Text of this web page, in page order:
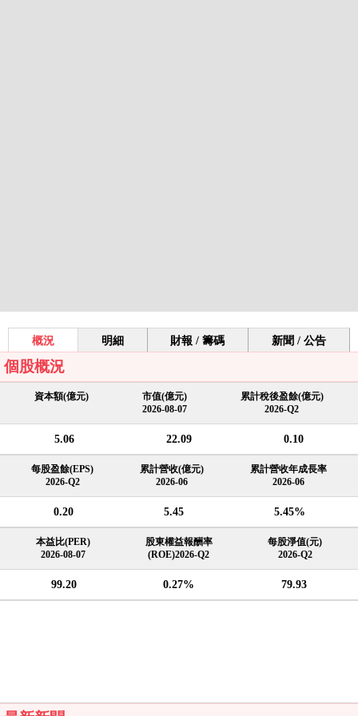
概況 明細 財報 / 籌碼 新聞 / 公告
個股概況
資本額(億元)
市值(億元)
2026-08-07
累計稅後盈餘(億元)
2026-Q2
5.06 22.09 0.10
每股盈餘(EPS)
2026-Q2
累計營收(億元)
2026-06
累計營收年成長率
2026-06
0.20 5.45 5.45%
本益比(PER)
2026-08-07
股東權益報酬率
(ROE)2026-Q2
每股淨值(元)
2026-Q2
99.20 0.27% 79.93